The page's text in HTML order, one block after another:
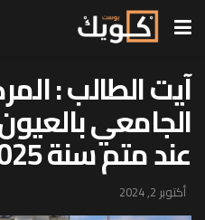
آيت الطالب :
الجامعي
عند متم سنة 2025
أكتوبر 2, 2024